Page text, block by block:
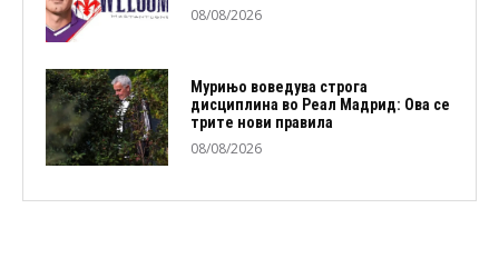
08/08/2026
Мурињо воведува строга
дисциплина во Реал Мадрид: Ова се
трите нови правила
08/08/2026